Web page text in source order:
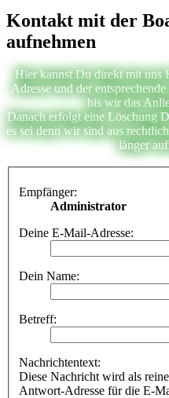
Kontakt mit der
aufnehmen
Hier kannst Du direkt mit uns
Adresse und der
bis wir das
Danach erfolgt eine Löschung
es sei denn wir sind aus
länger
Empfänger:
Administrator
Deine E-Mail-Adresse:
Dein Name:
Betreff:
Nachrichtentext:
Diese Nachricht wird als
Antwort-Adresse für die E-